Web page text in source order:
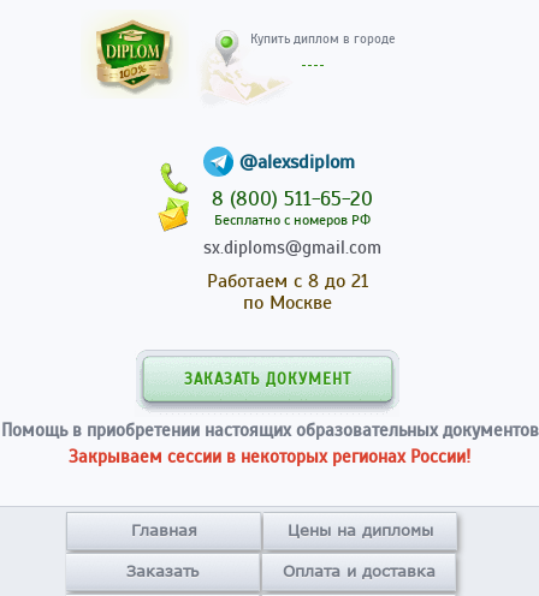
@alexsdiplom
8 (800) 511-65-20
Бесплатно с номеров РФ
sx.diploms@gmail.com
Работаем с 8 до 21
по Москве
ЗАКАЗАТЬ ДОКУМЕНТ
Помощь в приобретении настоящих образовательных документов
Закрываем сессии в некоторых регионах России!
Главная Цены на дипломы
Заказать Оплата и доставка